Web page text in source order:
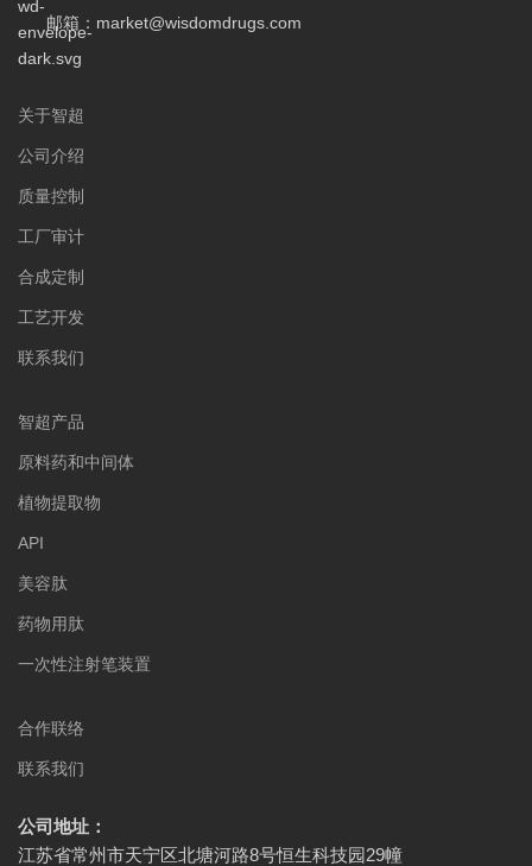
邮箱：market@wisdomdrugs.com
关于智超
公司介绍
质量控制
工厂审计
合成定制
工艺开发
联系我们
智超产品
原料药和中间体
植物提取物
API
美容肽
药物用肽
一次性注射笔装置
合作联络
联系我们
公司地址：
江苏省常州市天宁区北塘河路8号恒生科技园29幢